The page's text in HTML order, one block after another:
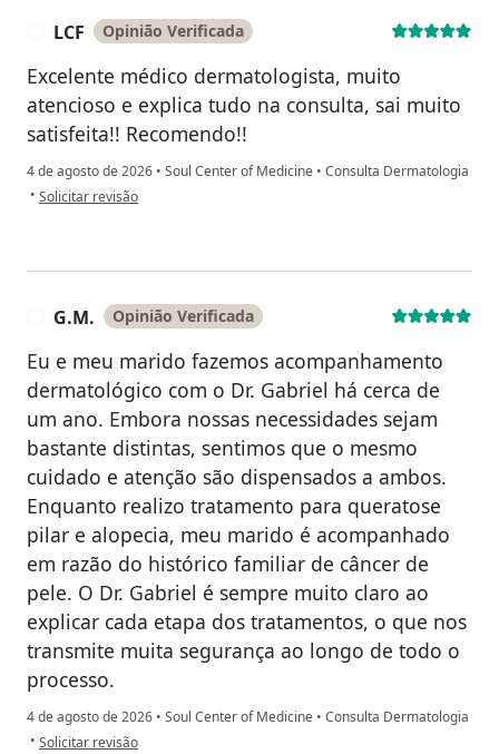
LCF Opinião Verificada
Excelente médico dermatologista, muito
atencioso e explica tudo na consulta, sai muito
satisfeita!! Recomendo!!
4 de agosto de 2026 • Soul Center of Medicine • Consulta Dermatologia
• na opinião do utilizador LCF
Solicitar revisão
G.M. Opinião Verificada
Eu e meu marido fazemos acompanhamento
dermatológico com o Dr. Gabriel há cerca de
um ano. Embora nossas necessidades sejam
bastante distintas, sentimos que o mesmo
cuidado e atenção são dispensados a ambos.
Enquanto realizo tratamento para queratose
pilar e alopecia, meu marido é acompanhado
em razão do histórico familiar de câncer de
pele. O Dr. Gabriel é sempre muito claro ao
explicar cada etapa dos tratamentos, o que nos
transmite muita segurança ao longo de todo o
processo.
4 de agosto de 2026 • Soul Center of Medicine • Consulta Dermatologia
• na opinião do utilizador G.M.
Solicitar revisão